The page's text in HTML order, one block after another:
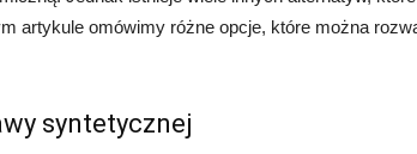
artykule omówimy różne opcje, które można
syntetycznej